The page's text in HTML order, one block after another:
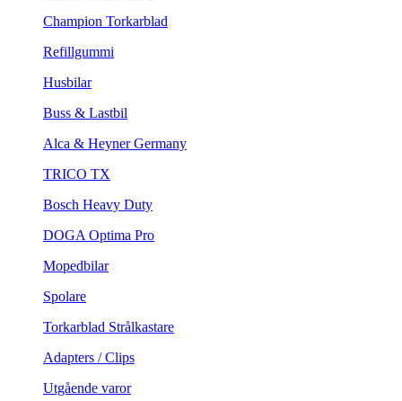
Champion Torkarblad
Refillgummi
Husbilar
Buss & Lastbil
Alca & Heyner Germany
TRICO TX
Bosch Heavy Duty
DOGA Optima Pro
Mopedbilar
Spolare
Torkarblad Strålkastare
Adapters / Clips
Utgående varor